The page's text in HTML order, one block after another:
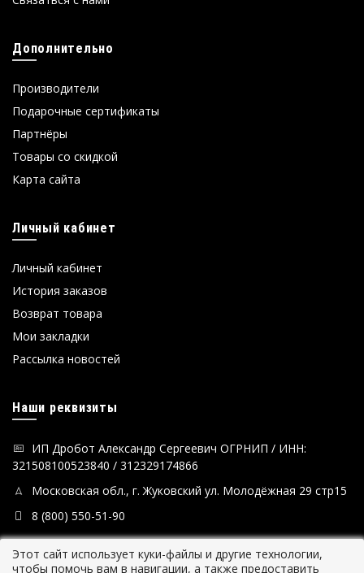
Дополнительно
Производители
Подарочные сертификаты
Партнёры
Товары со скидкой
Карта сайта
Личный кабинет
Личный кабинет
История заказов
Возврат товара
Мои закладки
Рассылка новостей
Наши реквизиты
ИП Дробот Александр Сергеевич ОГРНИП / ИНН:
321508100523840 / 312329174866
Московская обл., г. Жуковский ул. Молодёжная 29 стр15
8 (800) 550-51-90
Этот сайт использует куки-файлы и другие технологии,
чтобы помочь вам в навигации, а также предоставить